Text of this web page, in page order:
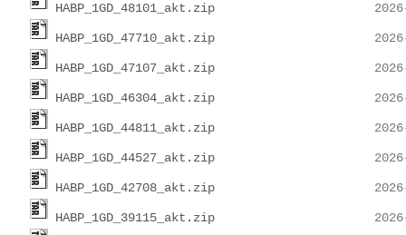
HABP_1GD_48101_akt.zip
HABP_1GD_47710_akt.zip
HABP_1GD_47107_akt.zip
HABP_1GD_46304_akt.zip
HABP_1GD_44811_akt.zip
HABP_1GD_44527_akt.zip
HABP_1GD_42708_akt.zip
HABP_1GD_39115_akt.zip